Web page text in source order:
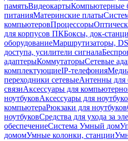
памятьВидеокартыКомпьютерные
питанияМатеринские платы
компьютеровПроцессоры
для корпусов ПКБоксы, док-
оборудованиеМаршрутизаторы,
доступа, усилители сигнала
адаптерыКоммутаторыСетевые
комплектующиеIP-телефония
переходники сетевыеАнтенны для
связиАксессуары для
ноутбуковАксессуары для
компьютераРюкзаки для ноутбуков
ноутбуковСредства для ухода за
обеспечениеСистема Умный дом
домомУмные колонки, станции